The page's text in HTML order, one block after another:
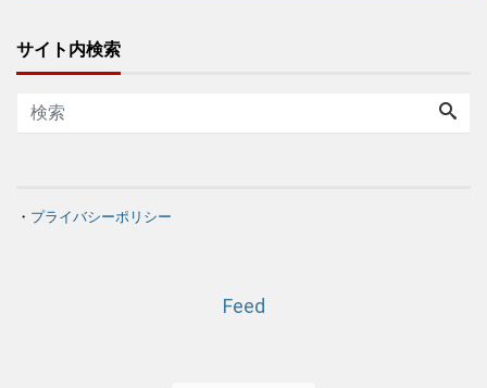
サイト内検索
・ プライバシーポリシー
Feed